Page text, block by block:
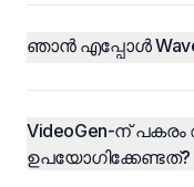
ഞാൻ എപ്പോൾ
VideoGen-ന്
ഉപയോഗിക്കേണ്ടത്?